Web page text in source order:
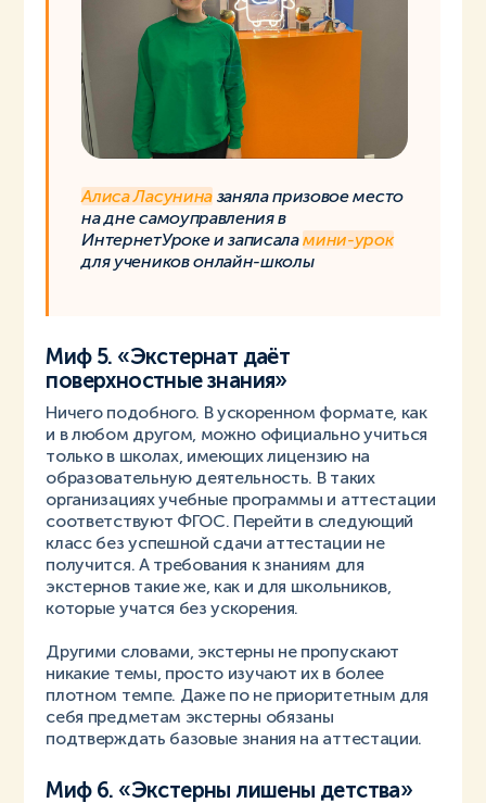
Алиса Ласуниназаняла призовое место
на дне самоуправления в
ИнтернетУроке и записаламини-урок
для учеников онлайн-школы
Миф 5. «Экстернат даёт
поверхностные знания»
Ничего подобного. В ускоренном формате, как
и в любом другом, можно официально учиться
только в школах, имеющих лицензию на
образовательную деятельность. В таких
организациях учебные программы и аттестации
соответствуют ФГОС. Перейти в следующий
класс без успешной сдачи аттестации не
получится. А требования к знаниям для
экстернов такие же, как и для школьников,
которые учатся без ускорения.
Другими словами, экстерны не пропускают
никакие темы, просто изучают их в более
плотном темпе. Даже по не приоритетным для
себя предметам экстерны обязаны
подтверждать базовые знания на аттестации.
Миф 6. «Экстерны лишены детства»